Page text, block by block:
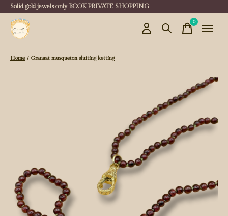
Solid gold jewels only BOOK PRIVATE SHOPPING
0items
Home / Granaat musqueton sluiting ketting